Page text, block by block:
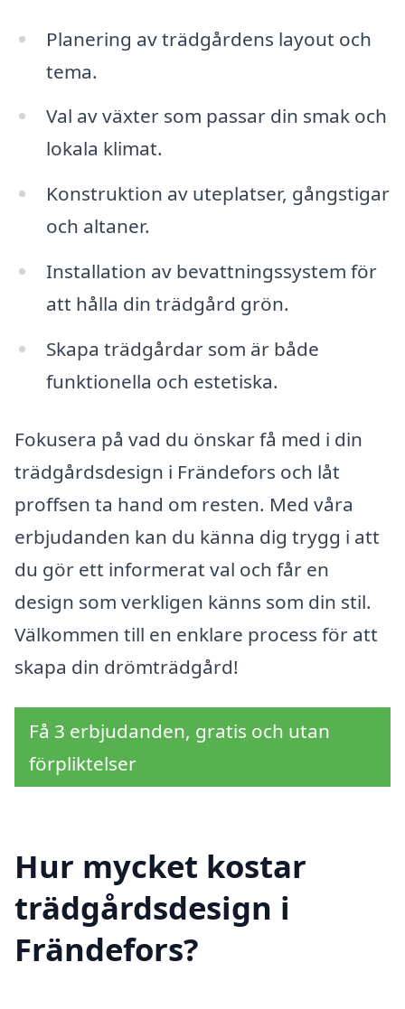
Planering av trädgårdens layout och
tema.
Val av växter som passar din smak och
lokala klimat.
Konstruktion av uteplatser, gångstigar
och altaner.
Installation av bevattningssystem för
att hålla din trädgård grön.
Skapa trädgårdar som är både
funktionella och estetiska.
Fokusera på vad du önskar få med i din
trädgårdsdesign i Frändefors och låt
proffsen ta hand om resten. Med våra
erbjudanden kan du känna dig trygg i att
du gör ett informerat val och får en
design som verkligen känns som din stil.
Välkommen till en enklare process för att
skapa din drömträdgård!
Få 3 erbjudanden, gratis och utan
förpliktelser
Hur mycket kostar
trädgårdsdesign i
Frändefors?